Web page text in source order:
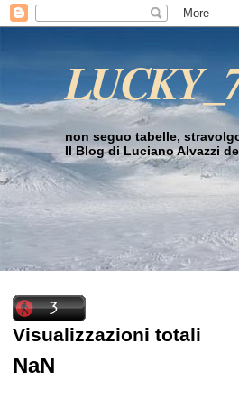
non seguo tabelle,
Il Blog di Luciano Alvazzi
Visualizzazioni totali
NaN